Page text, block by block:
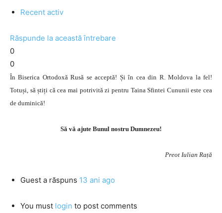
Recent activ
Răspunde la această întrebare
0
0
În Biserica Ortodoxă Rusă se acceptă! Și în cea din R. Moldova la fel!
Totuși, să știți că cea mai potrivită zi pentru Taina Sfintei Cununii este cea
de duminică!
Să vă ajute Bunul nostru Dumnezeu!
Preot Iulian Rață
Guest a răspuns 13 ani ago
You must login to post comments